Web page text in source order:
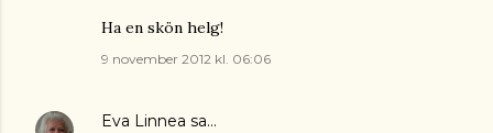
Ha en skön helg!
9 november 2012 kl. 06:06
Eva Linnea sa…